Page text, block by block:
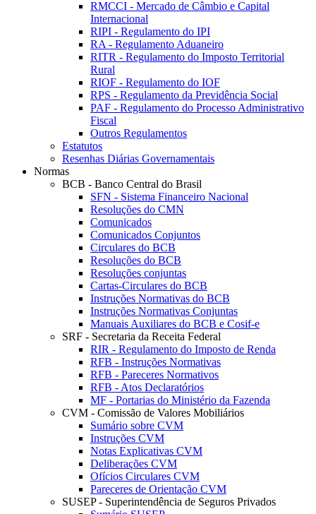
RMCCI - Mercado de Câmbio e Capital
Internacional
RIPI - Regulamento do IPI
RA - Regulamento Aduaneiro
RITR - Regulamento do Imposto Territorial
Rural
RIOF - Regulamento do IOF
RPS - Regulamento da Previdência Social
PAF - Regulamento do Processo Administrativo
Fiscal
Outros Regulamentos
Estatutos
Resenhas Diárias Governamentais
Normas
BCB - Banco Central do Brasil
SFN - Sistema Financeiro Nacional
Resoluções do CMN
Comunicados
Comunicados Conjuntos
Circulares do BCB
Resoluções do BCB
Resoluções conjuntas
Cartas-Circulares do BCB
Instruções Normativas do BCB
Instruções Normativas Conjuntas
Manuais Auxiliares do BCB e Cosif-e
SRF - Secretaria da Receita Federal
RIR - Regulamento do Imposto de Renda
RFB - Instruções Normativas
RFB - Pareceres Normativos
RFB - Atos Declaratórios
MF - Portarias do Ministério da Fazenda
CVM - Comissão de Valores Mobiliários
Sumário sobre CVM
Instruções CVM
Notas Explicativas CVM
Deliberações CVM
Ofícios Circulares CVM
Pareceres de Orientação CVM
SUSEP - Superintendência de Seguros Privados